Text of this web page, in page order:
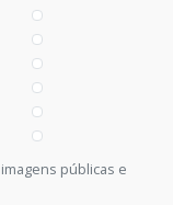
públicas e